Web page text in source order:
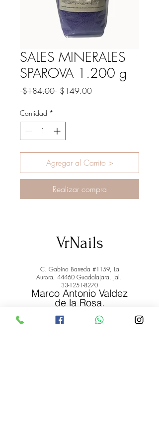
SALES MINERALES
SPAROVA 1.200 g
$184.00 Precio
$149.00Precio
Cantidad *
Agregar al Carrito >
Realizar compra
VrNails
C. Gabino Barreda #1159, La
Aurora, 44460 Guadalajara, Jal.
33-1251-8270
Marco Antonio Valdez
de la Rosa.